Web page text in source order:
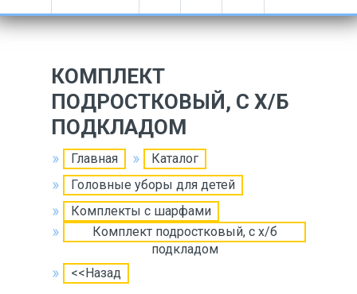
КОМПЛЕКТ
ПОДРОСТКОВЫЙ, С Х/Б
ПОДКЛАДОМ
Главная
Каталог
Головные уборы для детей
Комплекты с шарфами
Комплект подростковый, с х/б
подкладом
<<Назад